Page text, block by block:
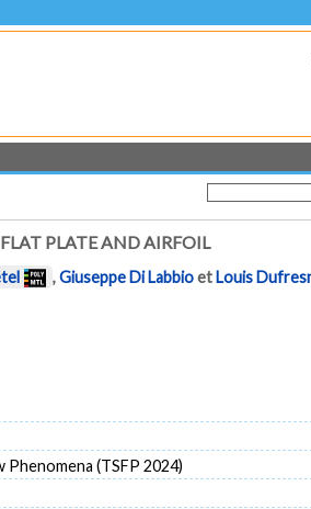
PLATE AND AIRFOIL
,Giuseppe Di LabbioetLouis
(TSFP 2024)